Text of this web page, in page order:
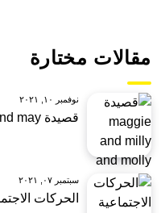
مقالات مختارة
نوفمبر ١٠, ٢٠٢١
قصيدة maggie and milly and molly and may
سبتمبر ٠٧, ٢٠٢١
الحركات